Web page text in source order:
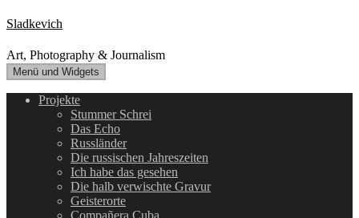
Zum
Inhalt
springen
Sladkevich
Art, Photography & Journalism
Menü und Widgets
Projekte
Stummer Schrei
Das Echo
Russländer
Die russischen Jahreszeiten
Ich habe das gesehen
Die halb verwischte Gravur
Geisterorte
Compañera Cuba